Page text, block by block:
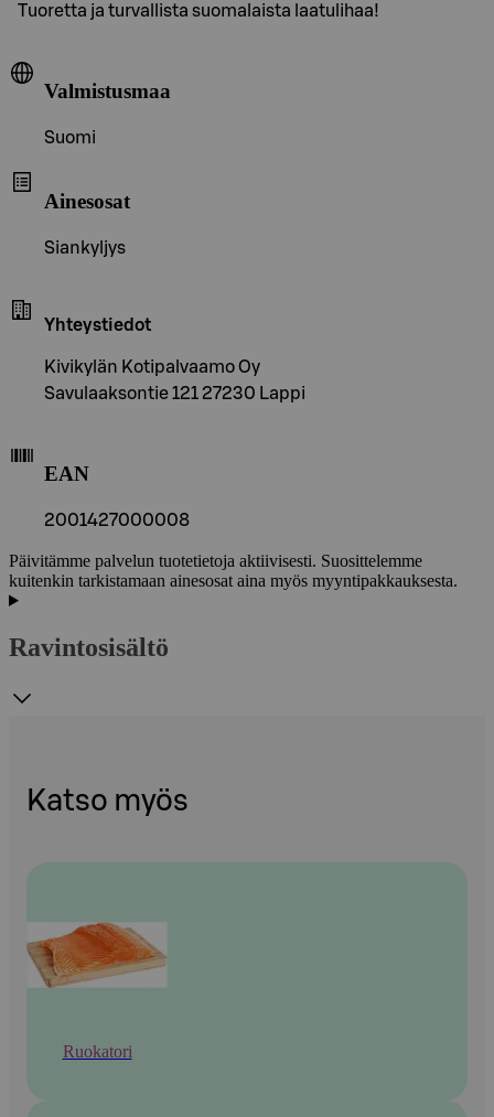
Tuoretta ja turvallista suomalaista laatulihaa!
Valmistusmaa
Suomi
Ainesosat
Siankyljys
Yhteystiedot
Kivikylän Kotipalvaamo Oy
Savulaaksontie 121 27230 Lappi
EAN
2001427000008
Päivitämme palvelun tuotetietoja aktiivisesti. Suosittelemme
kuitenkin tarkistamaan ainesosat aina myös myyntipakkauksesta.
Ravintosisältö
Katso myös
Ruokatori